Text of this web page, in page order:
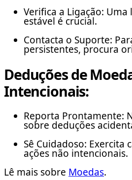
Verifica a Ligação:
estável é crucial.
Contacta o Suporte:
persistentes, procura
Deduções de
Intencionais:
Reporta Prontamente:
sobre deduções
Sê Cuidadoso: Exercita
ações não intencionais.
Lê mais sobre Moedas.